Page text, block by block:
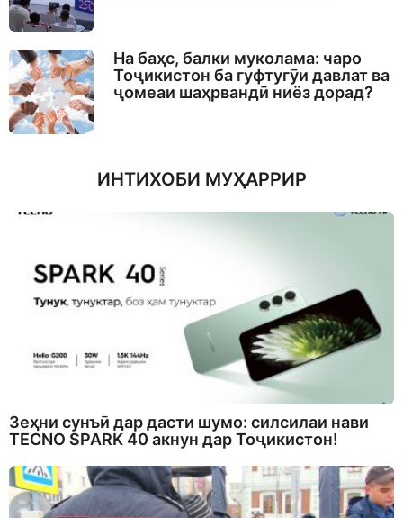
На баҳс, балки муколама: чаро
Тоҷикистон ба гуфтугӯи давлат ва
ҷомеаи шаҳрвандӣ ниёз дорад?
ИНТИХОБИ МУҲАРРИР
Зеҳни сунъӣ дар дасти шумо: силсилаи нави
TECNO SPARK 40 акнун дар Тоҷикистон!